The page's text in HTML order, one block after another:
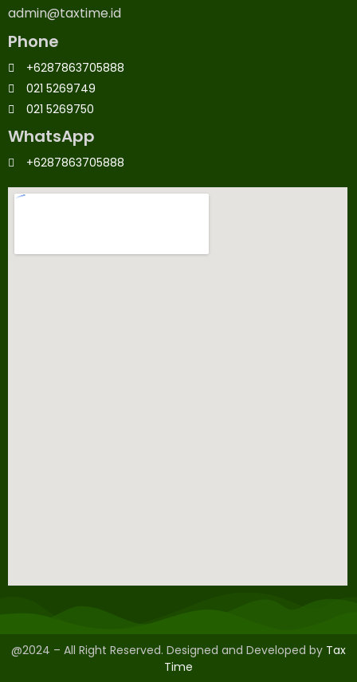
admin@taxtime.id
Phone
+6287863705888
021 5269749
021 5269750
WhatsApp
+6287863705888
@2024 – All Right Reserved. Designed and Developed by Tax
Time